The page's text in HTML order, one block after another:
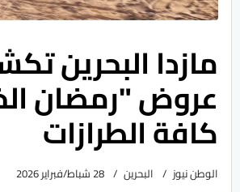
مازدا البحرين
عروض "رمضان
كافة الطرازات
الوطن نيوز البحرين 28 شباط/فبراير 2026